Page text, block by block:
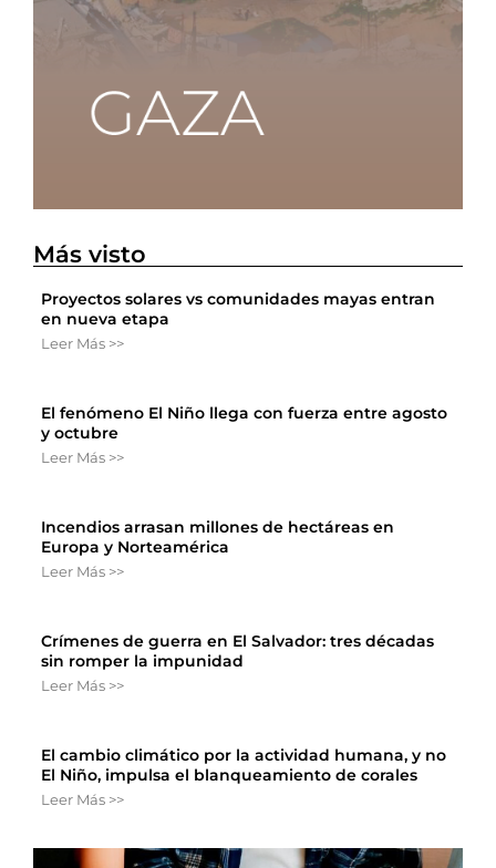
Más visto
Proyectos solares vs comunidades mayas entran
en nueva etapa
Leer Más >>
El fenómeno El Niño llega con fuerza entre agosto
y octubre
Leer Más >>
Incendios arrasan millones de hectáreas en
Europa y Norteamérica
Leer Más >>
Crímenes de guerra en El Salvador: tres décadas
sin romper la impunidad
Leer Más >>
El cambio climático por la actividad humana, y no
El Niño, impulsa el blanqueamiento de corales
Leer Más >>